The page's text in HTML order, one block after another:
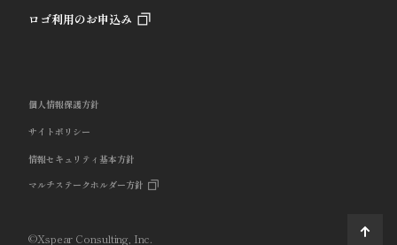
ロゴ利用のお申込み
個人情報保護方針
サイトポリシー
情報セキュリティ基本方針
マルチステークホルダー方針
©Xspear Consulting, Inc.